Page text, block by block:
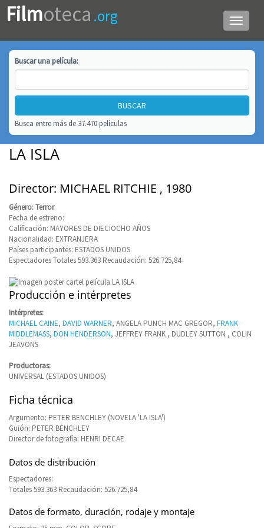
Menú
de
Filmoteca .org
Buscar unapelícula:
Busca entre más de 37.470 películas
LA ISLA
Director: MICHAEL RITCHIE , 1980
Género: Terror
Fecha de estreno:
Calificación: MAYORES DE DIECIOCHO AÑOS
Nacionalidad: EXTRANJERA
Países participantes: ESTADOS UNIDOS
Espectadores Totales 593.363 Recaudación: 526.725,84
Producción e intérpretes
Intérpretes:
MICHAEL CAINE, DAVID WARNER, ANGELA PUNCH MAC GREGOR, FRANK
MIDDLEMASS, DON HENDERSON, JEFFREY FRANK , DUDLEY SUTTON , COLIN
JEAVONS
Productoras:
UNIVERSAL (ESTADOS UNIDOS)
Ficha técnica
Argumento: PETER BENCHLEY (NOVELA 'LA ISLA')
Guión: PETER BENCHLEY
Director de fotografía: HENRI DECAE
Datos de distribución
Espectadores:
Totales 593.363 Recaudación: 526.725,84
Datos de formato, duración, rodaje y montaje